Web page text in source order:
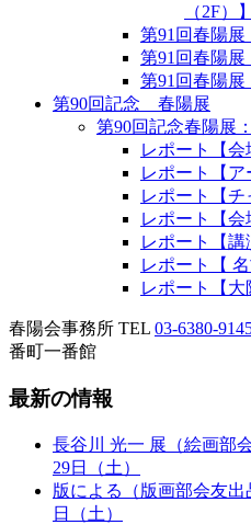
（2F）】
第91回春陽展
第91回春陽展
第91回春陽展
第90回記念 春陽展
第90回記念春陽展
レポート【会
レポート【ア
レポート【チ
レポート【会
レポート【講
レポート【 名
レポート【大
春陽会事務所 TEL 03-6380-
番町一番館
最新の情報
長谷川 光一 展（絵画部
29日（土）
版による（版画部会友出
日（土）